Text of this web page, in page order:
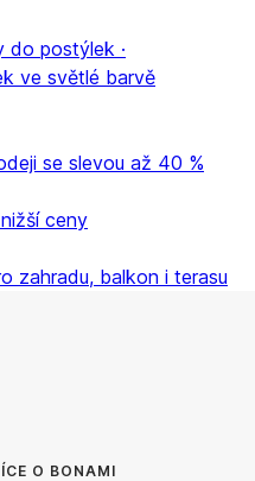
do postýlek ·
ve světlé barvě
se slevou až 40 %
ceny
zahradu, balkon i terasu
O BONAMI